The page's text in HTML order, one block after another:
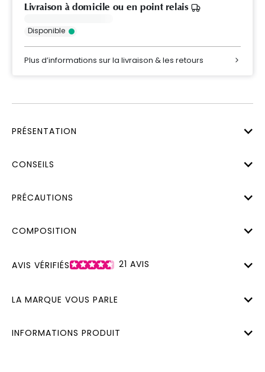
Livraison à domicile ou en point relais
Disponible
Plus d’informations sur la livraison & les retours
PRÉSENTATION
CONSEILS
PRÉCAUTIONS
COMPOSITION
AVIS VÉRIFIÉS 21 AVIS
LA MARQUE VOUS PARLE
INFORMATIONS PRODUIT